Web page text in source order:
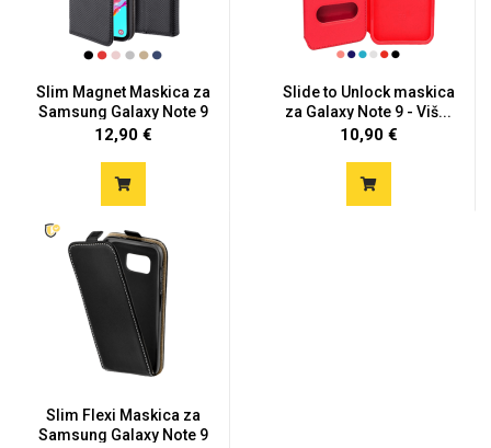
Slim Magnet Maskica za
Samsung Galaxy Note 9
-...
12,90 €
Slide to Unlock maskica
za Galaxy Note 9 - Viš...
10,90 €
Slim Flexi Maskica za
Samsung Galaxy Note 9